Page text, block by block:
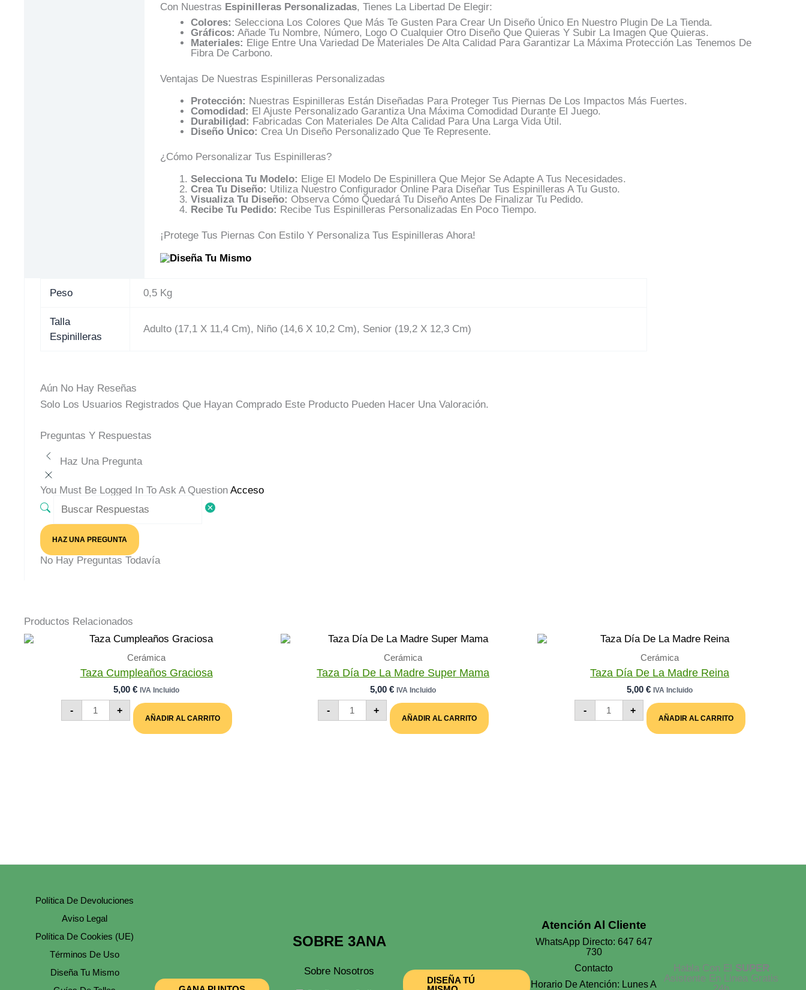
Con Nuestras Espinilleras Personalizadas, Tienes La Libertad De Elegir:
Colores: Selecciona Los Colores Que Más Te Gusten Para Crear Un Diseño Único En Nuestro Plugin De La Tienda.
Gráficos: Añade Tu Nombre, Número, Logo O Cualquier Otro Diseño Que Quieras Y Subir La Imagen Que Quieras.
Materiales: Elige Entre Una Variedad De Materiales De Alta Calidad Para Garantizar La Máxima Protección Las Tenemos De
Fibra De Carbono.
Ventajas De Nuestras Espinilleras Personalizadas
Protección: Nuestras Espinilleras Están Diseñadas Para Proteger Tus Piernas De Los Impactos Más Fuertes.
Comodidad: El Ajuste Personalizado Garantiza Una Máxima Comodidad Durante El Juego.
Durabilidad: Fabricadas Con Materiales De Alta Calidad Para Una Larga Vida Útil.
Diseño Único: Crea Un Diseño Personalizado Que Te Represente.
¿Cómo Personalizar Tus Espinilleras?
Selecciona Tu Modelo: Elige El Modelo De Espinillera Que Mejor Se Adapte A Tus Necesidades.
Crea Tu Diseño: Utiliza Nuestro Configurador Online Para Diseñar Tus Espinilleras A Tu Gusto.
Visualiza Tu Diseño: Observa Cómo Quedará Tu Diseño Antes De Finalizar Tu Pedido.
Recibe Tu Pedido: Recibe Tus Espinilleras Personalizadas En Poco Tiempo.
¡Protege Tus Piernas Con Estilo Y Personaliza Tus Espinilleras Ahora!
Peso 0,5 Kg
Talla
Espinilleras
Adulto (17,1 X 11,4 Cm), Niño (14,6 X 10,2 Cm), Senior (19,2 X 12,3 Cm)
Aún No Hay Reseñas
Solo Los Usuarios Registrados Que Hayan Comprado Este Producto Pueden Hacer Una Valoración.
Preguntas Y Respuestas
Haz Una Pregunta
You Must Be Logged In To Ask A Question Acceso
HAZ UNA PREGUNTA
No Hay Preguntas Todavía
Productos Relacionados
Cerámica
Taza Cumpleaños Graciosa
5,00 € IVA Incluido
-
Taza
Cumpleaños
Graciosa
+
AÑADIR AL CARRITO
Cerámica
Taza Día De La Madre Super Mama
5,00 € IVA Incluido
-
Taza
Día
De
+
AÑADIR AL CARRITO
Cerámica
Taza Día De La Madre Reina
5,00 € IVA Incluido
-
Taza
Día
De
+
AÑADIR AL CARRITO
Política De Devoluciones
Aviso Legal
Política De Cookies (UE)
Términos De Uso
Diseña Tu Mismo
SOBRE 3ANA
Sobre Nosotros
DISEÑA TÚ
Atención Al Cliente
WhatsApp Directo: 647 647
730
Contacto
Horario De Atención: Lunes A
Habla Con El SUPER
Asistente En Linea Gratis